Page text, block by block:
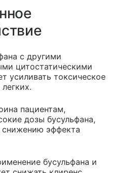
с другими
цитостатическими
усиливать токсическое
пациентам,
дозы бусульфана,
эффекта
бусульфана и